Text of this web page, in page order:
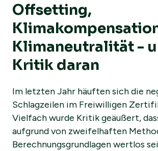
Offsetting,
Klimaneutralität -
Kritik daran
Im letzten Jahr häuften sich die
Schlagzeilen im Freiwilligen
Vielfach wurde Kritik geäußert,
aufgrund von zweifelhaften
Berechnungsgrundlagen wertlos